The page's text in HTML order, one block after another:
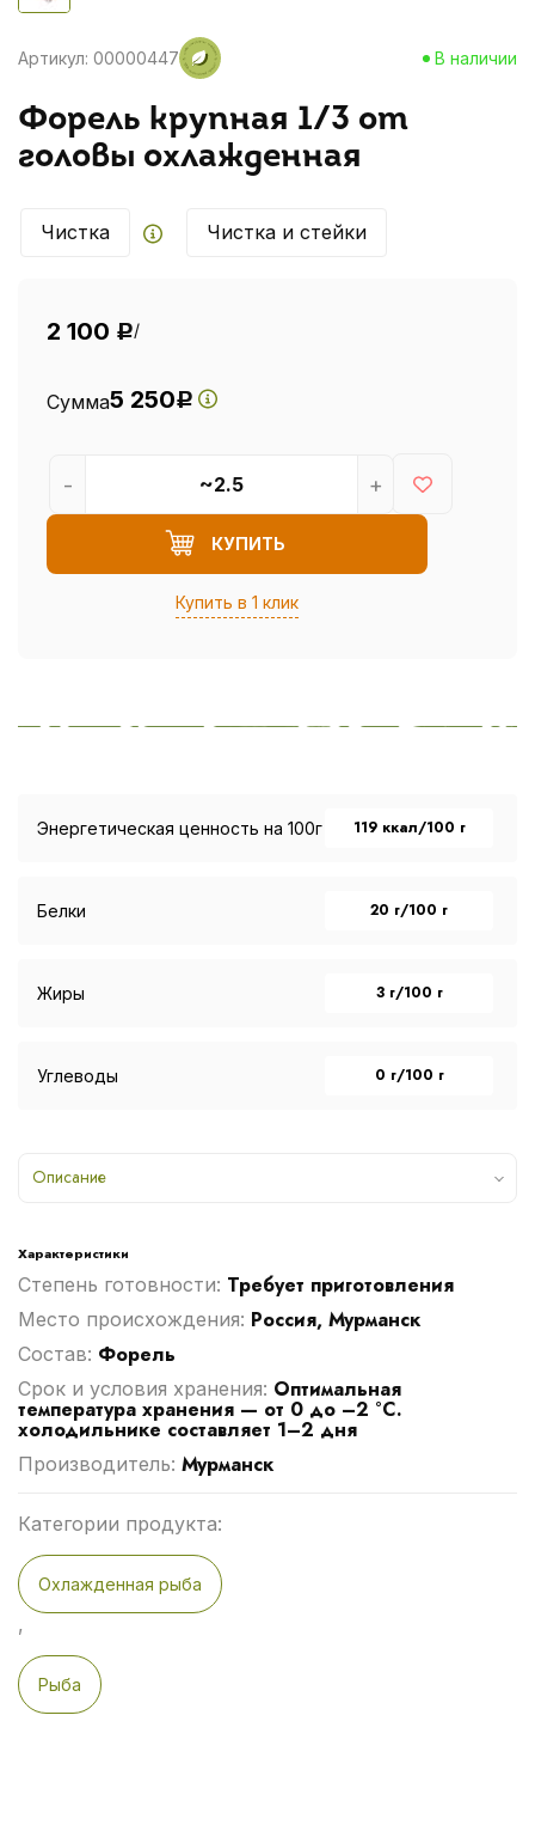
Артикул: 00000447 В наличии
Форель крупная 1/3 от
головы охлажденная
Чистка Чистка и стейки
2 100 Р/
Сумма5 250Р
КУПИТЬ
Купить в 1 клик
- +
Энергетическая ценность на 100г 119 ккал/100 г
Белки 20 г/100 г
Жиры 3 г/100 г
Углеводы 0 г/100 г
Описание
Характеристики
Степень готовности: Требует приготовления
Место происхождения: Россия, Мурманск
Cостав: Форель
Срок и условия хранения: Оптимальная
температура хранения — от 0 до –2 °C.
холодильнике составляет 1–2 дня
Производитель: Мурманск
Категории продукта:
Охлажденная рыба
,
Рыба